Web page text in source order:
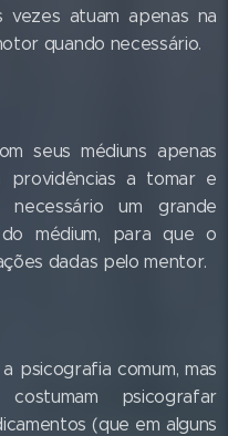
atuam apenas na
quando necessário.
seus médiuns apenas
providências a tomar e
um grande
médium, para que o
dadas pelo mentor.
psicografia comum, mas
psicografar
(que em alguns